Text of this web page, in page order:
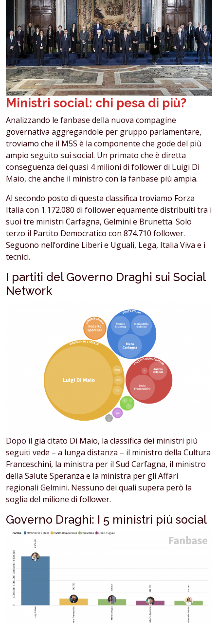
Ministri social: chi pesa di più?
Analizzando le fanbase della nuova compagine
governativa aggregandole per gruppo parlamentare,
troviamo che il M5S è la componente che gode del più
ampio seguito sui social. Un primato che è diretta
conseguenza dei quasi 4 milioni di follower di Luigi Di
Maio, che anche il ministro con la fanbase più ampia.
Al secondo posto di questa classifica troviamo Forza
Italia con 1.172.080 di follower equamente distribuiti tra i
suoi tre ministri Carfagna, Gelmini e Brunetta. Solo
terzo il Partito Democratico con 874.710 follower.
Seguono nell’ordine Liberi e Uguali, Lega, Italia Viva e i
tecnici.
I partiti del Governo Draghi sui Social
Network
Dopo il già citato Di Maio, la classifica dei ministri più
seguiti vede – a lunga distanza – il ministro della Cultura
Franceschini, la ministra per il Sud Carfagna, il ministro
della Salute Speranza e la ministra per gli Affari
regionali Gelmini. Nessuno dei quali supera però la
soglia del milione di follower.
Governo Draghi: I 5 ministri più social